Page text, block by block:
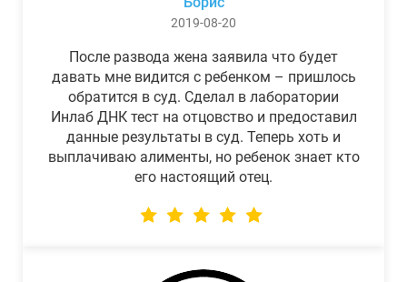
2019-08-20
После развода жена заявила что будет
давать мне видится с ребенком – пришлось
обратится в суд. Сделал в лаборатории
Инлаб ДНК тест на отцовство и предоставил
данные результаты в суд. Теперь хоть и
выплачиваю алименты, но ребенок знает кто
его настоящий отец.